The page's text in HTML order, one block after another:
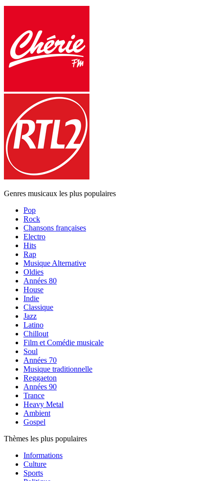
Genres musicaux les plus populaires
Pop
Rock
Chansons françaises
Electro
Hits
Rap
Musique Alternative
Oldies
Années 80
House
Indie
Classique
Jazz
Latino
Chillout
Film et Comédie musicale
Soul
Années 70
Musique traditionnelle
Reggaeton
Années 90
Trance
Heavy Metal
Ambient
Gospel
Thèmes les plus populaires
Informations
Culture
Sports